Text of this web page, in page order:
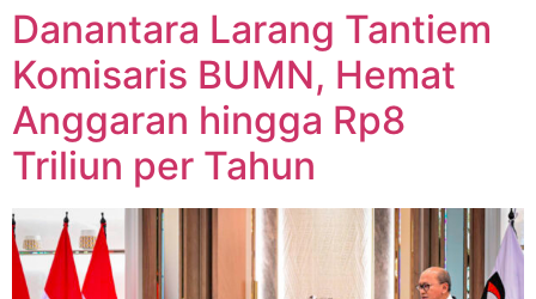
Danantara Larang Tantiem
Komisaris BUMN, Hemat
Anggaran hingga Rp8
Triliun per Tahun